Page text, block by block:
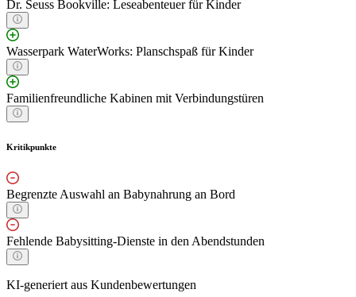
Dr. Seuss Bookville: Leseabenteuer für Kinder
Wasserpark WaterWorks: Planschspaß für Kinder
Familienfreundliche Kabinen mit Verbindungstüren
Kritikpunkte
Begrenzte Auswahl an Babynahrung an Bord
Fehlende Babysitting-Dienste in den Abendstunden
KI-generiert aus Kundenbewertungen